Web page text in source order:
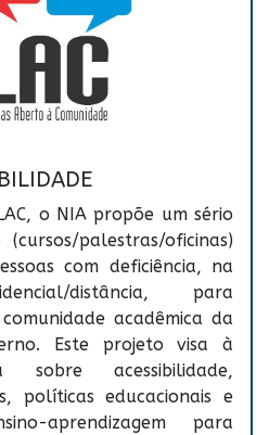
o NIA propõe um sério
palestras/oficinas)
com deficiência, na
distância, para
acadêmica da
Este projeto visa à
sobre acessibilidade,
políticas educacionais e
aprendizagem para